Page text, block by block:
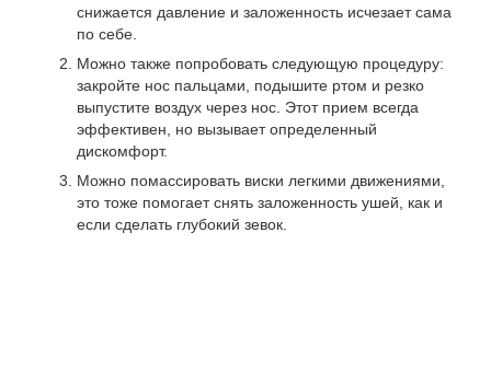
снижается давление и заложенность исчезает сама
по себе.
Можно также попробовать следующую процедуру:
закройте нос пальцами, подышите ртом и резко
выпустите воздух через нос. Этот прием всегда
эффективен, но вызывает определенный
дискомфорт.
Можно помассировать виски легкими движениями,
это тоже помогает снять заложенность ушей, как и
если сделать глубокий зевок.